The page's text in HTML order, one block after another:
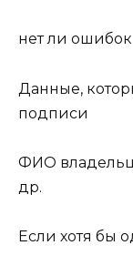
нет ли ошибок
Данные,
подписи
ФИО
др.
Если хотя бы